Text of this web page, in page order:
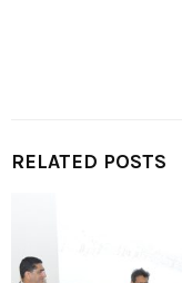
RELATED POSTS